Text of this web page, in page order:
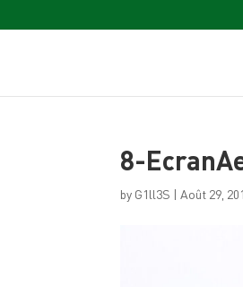
8-
by G1ll3S |Août 29,